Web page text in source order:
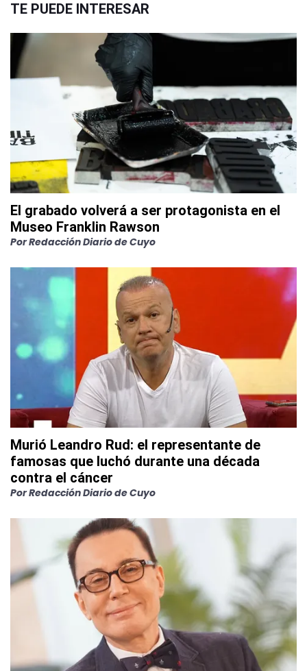
TE PUEDE INTERESAR
El grabado volverá a ser protagonista en el
Museo Franklin Rawson
PorRedacción Diario de Cuyo
Murió Leandro Rud: el representante de
famosas que luchó durante una década
contra el cáncer
PorRedacción Diario de Cuyo